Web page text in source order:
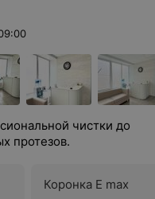
чистки до
протезов.
Коронка E max